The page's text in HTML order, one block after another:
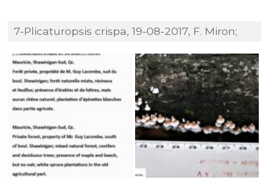
7-Plicaturopsis crispa, 19-08-2017, F. Miron;